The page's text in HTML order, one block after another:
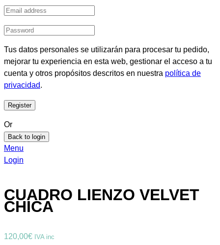
Tus datos personales se utilizarán para procesar tu pedido,
mejorar tu experiencia en esta web, gestionar el acceso a tu
cuenta y otros propósitos descritos en nuestra política de
privacidad.
Or
Back to login
Menu
Login
CUADRO LIENZO VELVET
CHICA
120,00€ IVA inc